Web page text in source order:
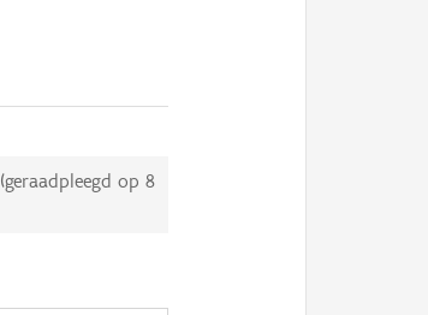
(geraadpleegd op8